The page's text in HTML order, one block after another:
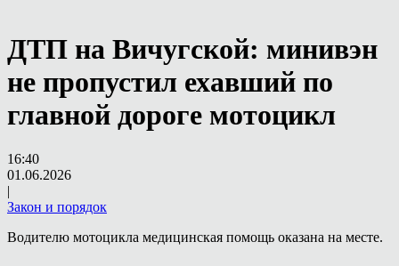
ДТП на Вичугской: минивэн
не пропустил ехавший по
главной дороге мотоцикл
16:40
01.06.2026
|
Закон и порядок
Водителю мотоцикла медицинская помощь оказана на месте.